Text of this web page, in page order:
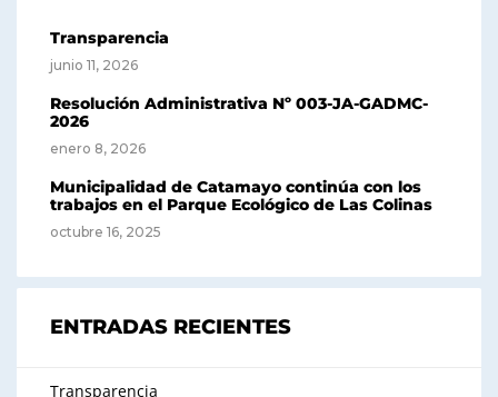
Transparencia
junio 11, 2026
Resolución Administrativa Nº 003-JA-GADMC-
2026
enero 8, 2026
Municipalidad de Catamayo continúa con los
trabajos en el Parque Ecológico de Las Colinas
octubre 16, 2025
ENTRADAS RECIENTES
Transparencia